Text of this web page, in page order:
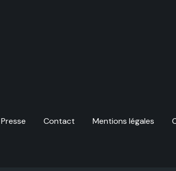
Presse Contact Mentions légales